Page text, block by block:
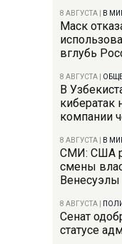
8 АВГУСТА В
Маск
вглубь
8 АВГУСТА
В
кибератак
компании
8 АВГУСТА В
СМИ: США
смены
Венесуэлы
8 АВГУСТА
Сенат
статусе